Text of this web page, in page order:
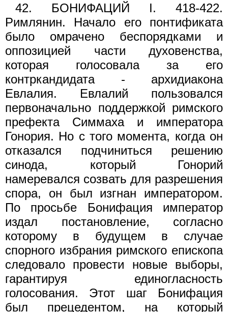
42. БОНИФАЦИЙ I. 418-422.
Римлянин. Начало его понтификата
было омрачено беспорядками и
оппозицией части духовенства,
которая голосовала за его
контркандидата - архидиакона
Евлалия. Евлалий пользовался
первоначально поддержкой римского
префекта Симмаха и императора
Гонория. Но с того момента, когда он
отказался подчиниться решению
синода, который Гонорий
намеревался созвать для разрешения
спора, он был изгнан императором.
По просьбе Бонифация император
издал постановление, согласно
которому в будущем в случае
спорного избрания римского епископа
следовало провести новые выборы,
гарантируя единогласность
голосования. Этот шаг Бонифация
был прецедентом, на который